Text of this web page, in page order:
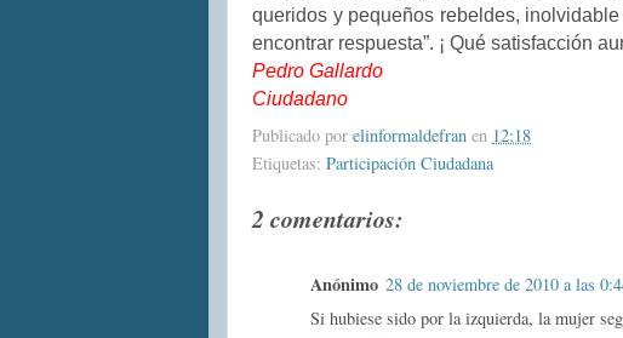
queridos y pequeños rebeldes,
encontrar respuesta”. ¡ Qué satisfacción
Pedro Gallardo
Ciudadano
Publicado por elinformaldefran en 12:18
Etiquetas: Participación Ciudadana
2 comentarios:
Anónimo 28 de noviembre de 2010 a las
Si hubiese sido por la izquierda, la mujer